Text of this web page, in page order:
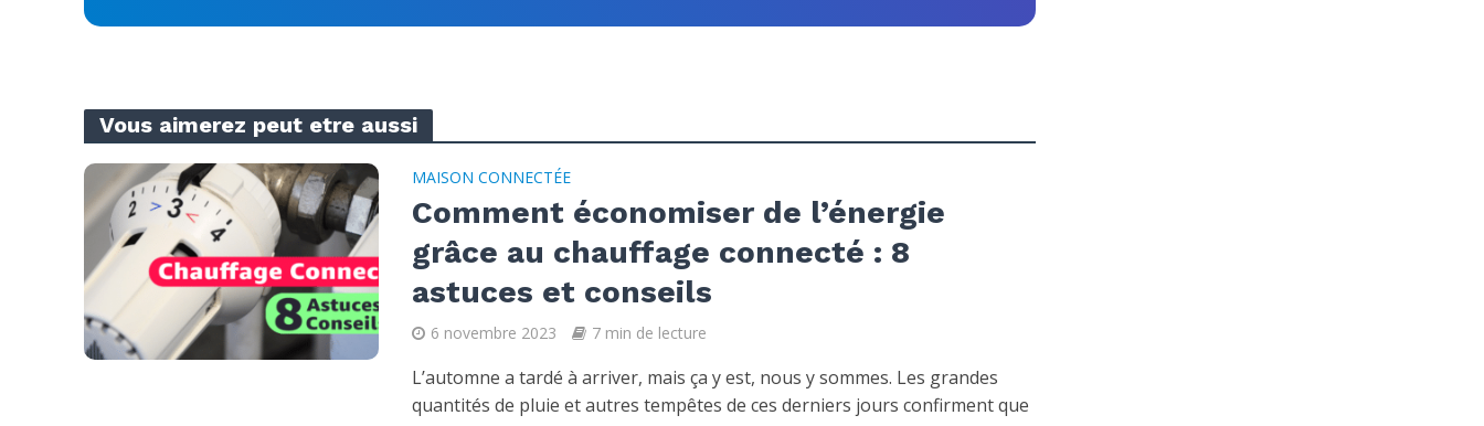
Vous aimerez peut etre aussi
MAISON CONNECTÉE
Comment économiser de l’énergie
grâce au chauffage connecté : 8
astuces et conseils
6 novembre 2023 7 min de lecture
L’automne a tardé à arriver, mais ça y est, nous y sommes. Les grandes
quantités de pluie et autres tempêtes de ces derniers jours confirment que